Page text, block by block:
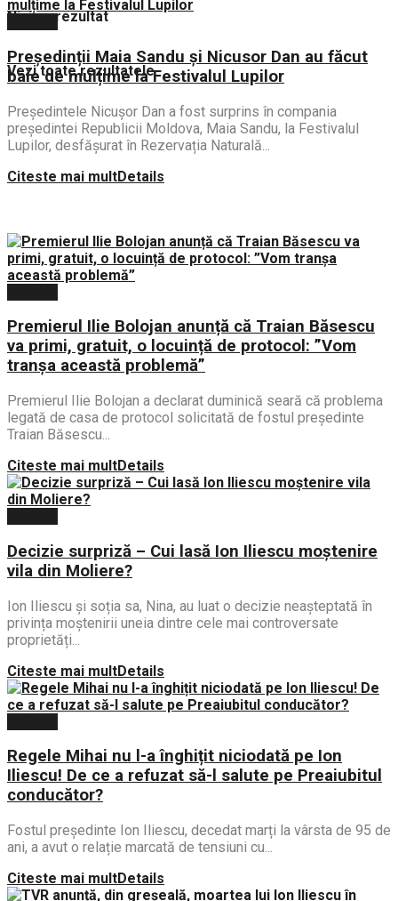
Nici un rezultat
Vezi toate rezultatele
Președinții Maia Sandu și Nicusor Dan au făcut
baie de mulțime la Festivalul Lupilor
Președintele Nicușor Dan a fost surprins în compania
președintei Republicii Moldova, Maia Sandu, la Festivalul
Lupilor, desfășurat în Rezervația Naturală...
Citeste mai multDetails
Premierul Ilie Bolojan anunță că Traian Băsescu
va primi, gratuit, o locuință de protocol: ”Vom
tranșa această problemă”
Premierul Ilie Bolojan a declarat duminică seară că problema
legată de casa de protocol solicitată de fostul președinte
Traian Băsescu...
Citeste mai multDetails
Decizie surpriză – Cui lasă Ion Iliescu moștenire
vila din Moliere?
Ion Iliescu și soția sa, Nina, au luat o decizie neașteptată în
privința moștenirii uneia dintre cele mai controversate
proprietăți...
Citeste mai multDetails
Regele Mihai nu l-a înghițit niciodată pe Ion
Iliescu! De ce a refuzat să-l salute pe Preaiubitul
conducător?
Fostul președinte Ion Iliescu, decedat marți la vârsta de 95 de
ani, a avut o relație marcată de tensiuni cu...
Citeste mai multDetails